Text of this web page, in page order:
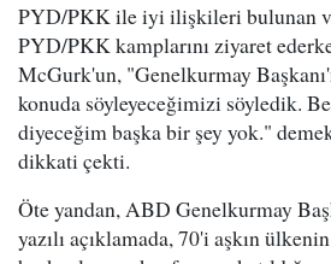
PYD/PKK ile iyi ilişkileri bulunan
PYD/PKK kamplarını ziyaret
McGurk'un, "Genelkurmay
konuda söyleyeceğimizi söyledik.
diyeceğim başka bir şey yok."
dikkati çekti.
Öte yandan, ABD Genelkurmay
yazılı açıklamada, 70'i aşkın